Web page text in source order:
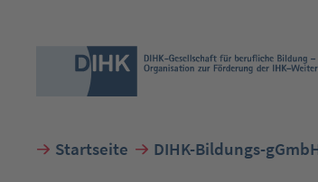
Suchbegriff eingeben
Startseite DIHK-Bildungs-